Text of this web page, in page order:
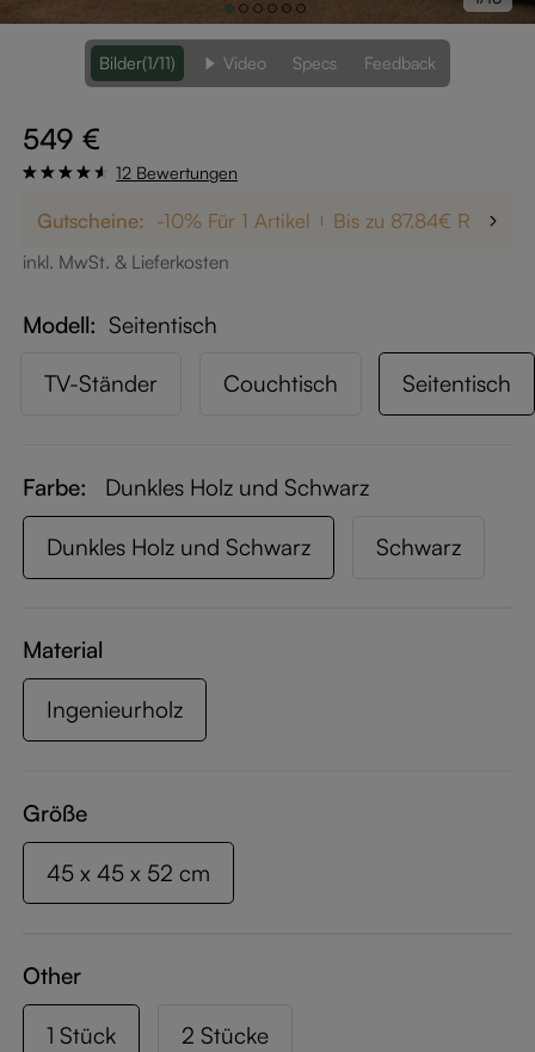
Bilder(1/11) Video Specs Feedback
549 €
12 Bewertungen
Gutscheine: -10% Für 1 Artikel Bis zu 87.84€ Rabatt
inkl. MwSt. & Lieferkosten
Modell Seitentisch
TV-Ständer Couchtisch Seitentisch
Farbe: Dunkles Holz und Schwarz
Dunkles Holz und Schwarz Schwarz
Material
Ingenieurholz
Größe
45 x 45 x 52 cm
Other
1 Stück 2 Stücke